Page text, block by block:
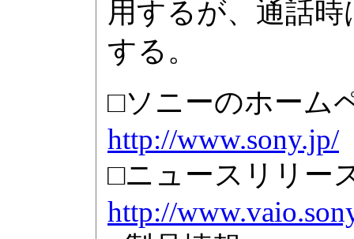
用するが、通話
する。
□ソニーのホーム
http://www.sony.jp/
□ニュースリリー
http://